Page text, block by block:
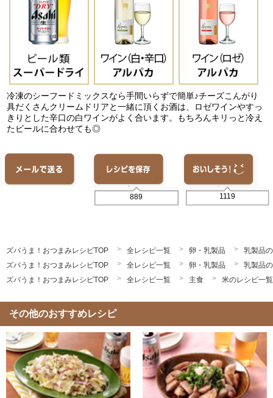
冷凍のシーフードミックスなら手間いらずで簡単♪チーズこんがり
具だくさんクリームドリアと一緒に頂くお酒は、ロゼワインやすっ
きりとした辛口の白ワインがよく合います。もちろんキリっと冷え
たビールに合わせても◎
889 1119
ズバうま！おつまみレシピTOP 全レシピ一覧 卵・乳製品
乳製品
ズバうま！おつまみレシピTOP
全レシピ一覧 卵・乳製品
乳製品
ズバうま！おつまみレシピTOP
全レシピ一覧 主食 米のレシピ一覧
その他のおすすめレシピ